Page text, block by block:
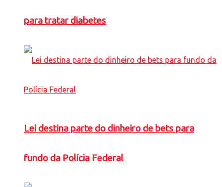
para tratar diabetes
Lei destina parte do dinheiro de bets para
fundo da Polícia Federal